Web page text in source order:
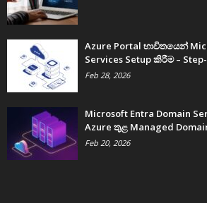
Azure Portal භාවිතයෙන්
Services Setup කිරීම –
Feb 28, 2026
Microsoft Entra Domain
Azure තුළ Managed
Feb 20, 2026